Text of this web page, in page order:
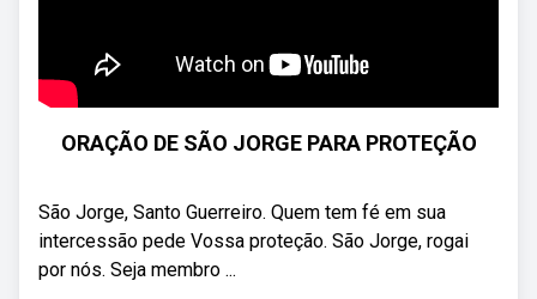
ORAÇÃO DE SÃO JORGE PARA PROTEÇÃO
São Jorge, Santo Guerreiro. Quem tem fé em sua
intercessão pede Vossa proteção. São Jorge, rogai
por nós. Seja membro ...